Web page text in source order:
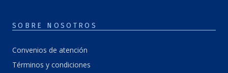
SOBRE NOSOTROS
Convenios de atención
Términos y condiciones